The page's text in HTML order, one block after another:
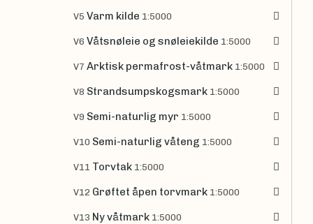
V5 Varm kilde 1:5000
V6 Våtsnøleie og snøleiekilde 1:5000
V7 Arktisk permafrost-våtmark 1:5000
V8 Strandsumpskogsmark 1:5000
V9 Semi-naturlig myr 1:5000
V10 Semi-naturlig våteng 1:5000
V11 Torvtak 1:5000
V12 Grøftet åpen torvmark 1:5000
V13 Ny våtmark 1:5000